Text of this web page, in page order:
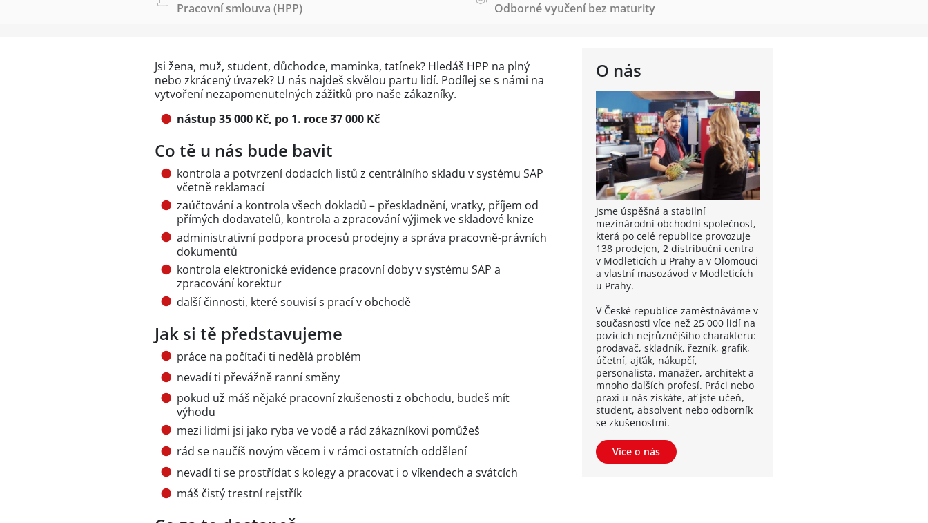
Pracovní smlouva (HPP) Odborné vyučení bez maturity
O nás
Jsme úspěšná a stabilní
mezinárodní obchodní společnost,
která po celé republice provozuje
138 prodejen, 2 distribuční centra
v Modleticích u Prahy a v Olomouci
a vlastní masozávod v Modleticích
u Prahy.
V České republice zaměstnáváme v
současnosti více než 25 000 lidí na
pozicích nejrůznějšího charakteru:
prodavač, skladník, řezník, grafik,
účetní, ajťák, nákupčí,
personalista, manažer, architekt a
mnoho dalších profesí. Práci nebo
praxi u nás získáte, ať jste učeň,
student, absolvent nebo odborník
se zkušenostmi.
Více o nás
Jsi žena, muž, student, důchodce, maminka, tatínek? Hledáš HPP na plný
nebo zkrácený úvazek? U nás najdeš skvělou partu lidí. Podílej se s námi na
vytvoření nezapomenutelných zážitků pro naše zákazníky.
nástup 35 000 Kč, po 1. roce 37 000 Kč
Co tě u nás bude bavit
kontrola a potvrzení dodacích listů z centrálního skladu v systému SAP
včetně reklamací
zaúčtování a kontrola všech dokladů – přeskladnění, vratky, příjem od
přímých dodavatelů, kontrola a zpracování výjimek ve skladové knize
administrativní podpora procesů prodejny a správa pracovně-právních
dokumentů
kontrola elektronické evidence pracovní doby v systému SAP a
zpracování korektur
další činnosti, které souvisí s prací v obchodě
Jak si tě představujeme
práce na počítači ti nedělá problém
nevadí ti převážně ranní směny
pokud už máš nějaké pracovní zkušenosti z obchodu, budeš mít
výhodu
mezi lidmi jsi jako ryba ve vodě a rád zákazníkovi pomůžeš
rád se naučíš novým věcem i v rámci ostatních oddělení
nevadí ti se prostřídat s kolegy a pracovat i o víkendech a svátcích
máš čistý trestní rejstřík